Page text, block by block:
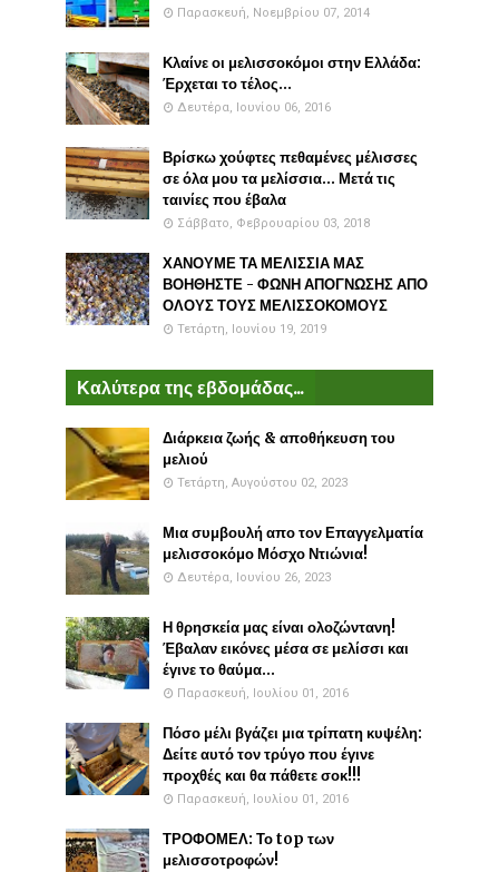
Παρασκευή, Νοεμβρίου 07, 2014
Κλαίνε οι μελισσοκόμοι στην Ελλάδα:
Έρχεται το τέλος...
Δευτέρα, Ιουνίου 06, 2016
Βρίσκω χούφτες πεθαμένες μέλισσες
σε όλα μου τα μελίσσια... Μετά τις
ταινίες που έβαλα
Σάββατο, Φεβρουαρίου 03, 2018
ΧΑΝΟΥΜΕ ΤΑ ΜΕΛΙΣΣΙΑ ΜΑΣ
ΒΟΗΘΗΣΤΕ - ΦΩΝΗ ΑΠΟΓΝΩΣΗΣ ΑΠΟ
ΟΛΟΥΣ ΤΟΥΣ ΜΕΛΙΣΣΟΚΟΜΟΥΣ
Τετάρτη, Ιουνίου 19, 2019
Καλύτερα της εβδομάδας...
Διάρκεια ζωής & αποθήκευση του
μελιού
Τετάρτη, Αυγούστου 02, 2023
Μια συμβουλή απο τον Επαγγελματία
μελισσοκόμο Μόσχο Ντιώνια!
Δευτέρα, Ιουνίου 26, 2023
Η θρησκεία μας είναι ολοζώντανη!
Έβαλαν εικόνες μέσα σε μελίσσι και
έγινε το θαύμα...
Παρασκευή, Ιουλίου 01, 2016
Πόσο μέλι βγάζει μια τρίπατη κυψέλη:
Δείτε αυτό τον τρύγο που έγινε
προχθές και θα πάθετε σοκ!!!
Παρασκευή, Ιουλίου 01, 2016
ΤΡΟΦΟΜΕΛ: Το top των
μελισσοτροφών!